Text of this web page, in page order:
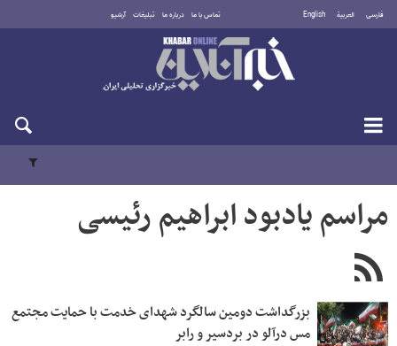
فارسی العربية English تماس با ما درباره ما تبلیغات آرشیو
یکشنبه ۱۸ مرداد ۱۴۰۵
مراسم یادبود ابراهیم رئیسی
بزرگداشت دومین سالگرد شهدای خدمت با حمایت مجتمع
مس درآلو در بردسیر و رابر